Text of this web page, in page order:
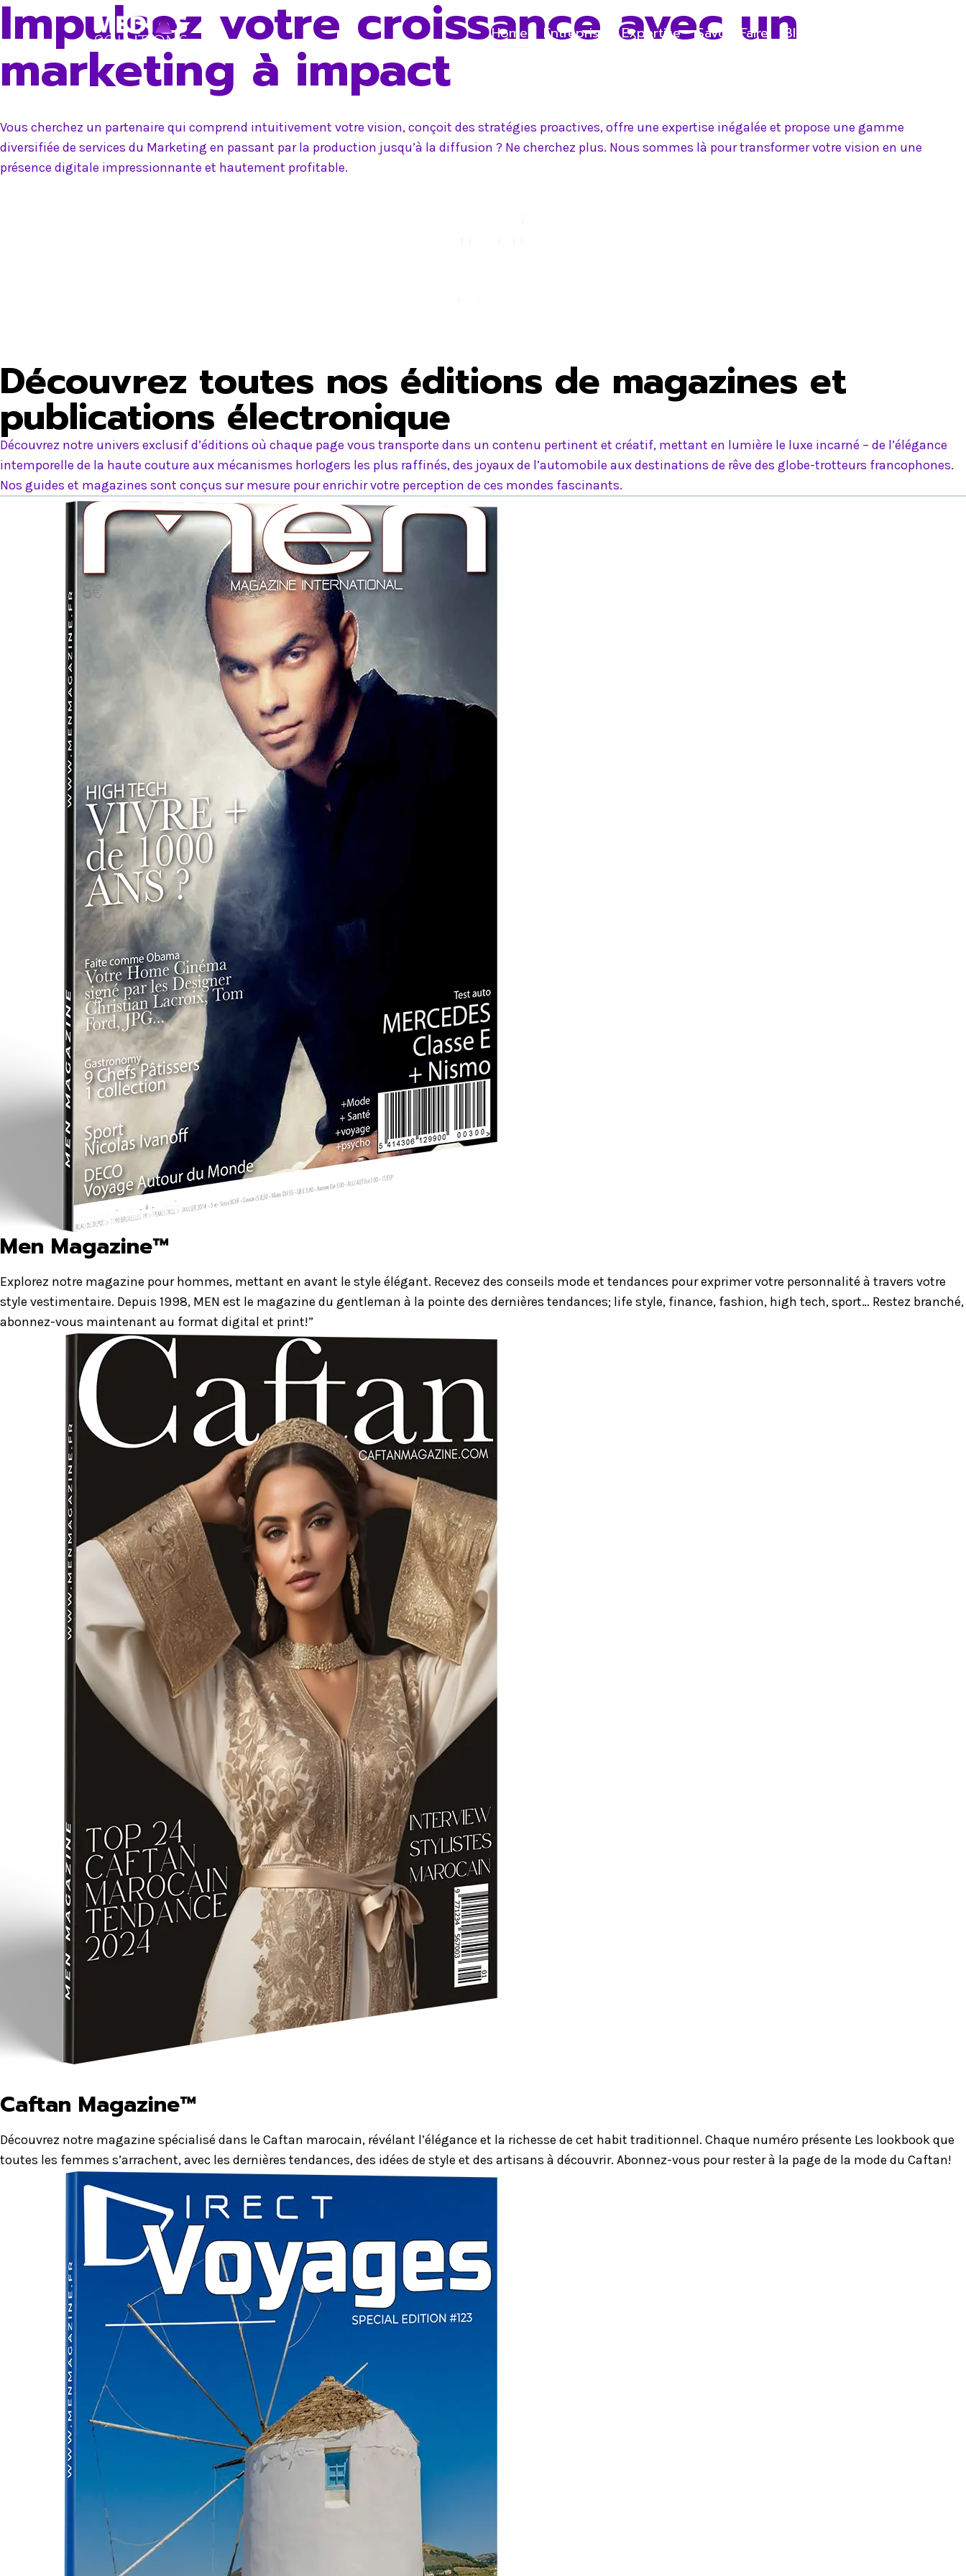
Skip
Home Entreprise Expertise Savoir-Faire Blog
Impulsez votre croissance avec un
marketing à impact
Vous cherchez un partenaire qui comprend intuitivement votre vision, conçoit des stratégies proactives, offre une expertise inégalée et propose une gamme
diversifiée de services du Marketing en passant par la production jusqu’à la diffusion ? Ne cherchez plus. Nous sommes là pour transformer votre vision en une
présence digitale impressionnante et hautement profitable.
Découvrez toutes nos éditions de magazines et
publications électronique
Découvrez notre univers exclusif d’éditions où chaque page vous transporte dans un contenu pertinent et créatif, mettant en lumière le luxe incarné – de l’élégance
intemporelle de la haute couture aux mécanismes horlogers les plus raffinés, des joyaux de l’automobile aux destinations de rêve des globe-trotteurs francophones.
Nos guides et magazines sont conçus sur mesure pour enrichir votre perception de ces mondes fascinants.
Men Magazine™
Explorez notre magazine pour hommes, mettant en avant le style élégant. Recevez des conseils mode et tendances pour exprimer votre personnalité à travers votre
style vestimentaire. Depuis 1998, MEN est le magazine du gentleman à la pointe des dernières tendances; life style, finance, fashion, high tech, sport… Restez branché,
abonnez-vous maintenant au format digital et print!”
Caftan Magazine™
Découvrez notre magazine spécialisé dans le Caftan marocain, révélant l’élégance et la richesse de cet habit traditionnel. Chaque numéro présente Les lookbook que
toutes les femmes s’arrachent, avec les dernières tendances, des idées de style et des artisans à découvrir. Abonnez-vous pour rester à la page de la mode du Caftan!